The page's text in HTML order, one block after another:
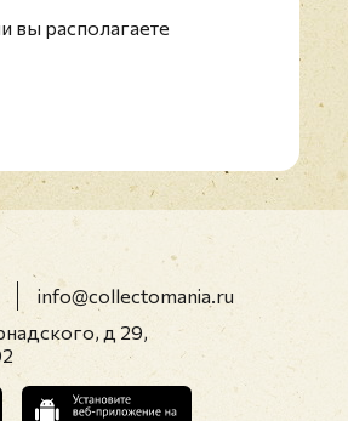
вы располагаете
info@collectomania.ru
д 29,